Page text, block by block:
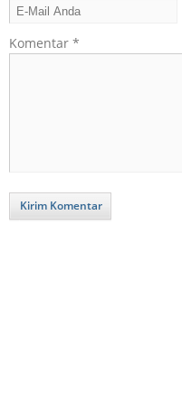
Komentar *
Kirim Komentar